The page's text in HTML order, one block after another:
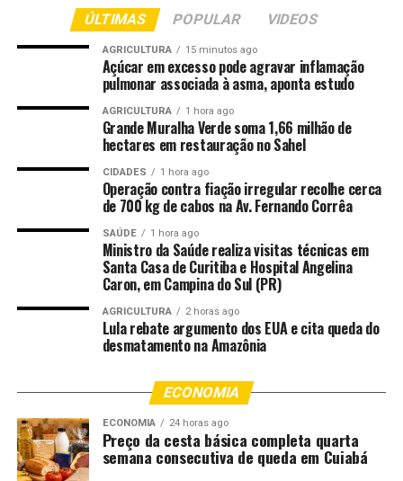
atraia investimentos, gere empregos e oportunidades.
Vamos trabalhar juntos, de forma cooperativa”, afirmou
o prefeito Cláudio Ferreira.
A presidente da ACIR, Denise Freitas, avaliou o encontro
como produtivo e destacou a abertura da gestão
municipal ao diálogo com o setor empresarial, algo que
anteriormente não acontecia na cidade. “Temos uma
abertura muito grande com o prefeito Cláudio, que
demonstra o desejo de transformar a cidade e apoiar o
setor produtivo. Enxergamos com bons olhos essa
parceria para construir uma Rondonópolis melhor”,
O presidente da CDL, Leonardo Rezende, também
reforçou a importância da parceria e da atuação
conjunta. “Vemos no prefeito o desejo de transformar
muito positiva, e estamos juntos para construir uma
cidade ainda melhor”, destacou.
O trabalho da Prefeitura de Rondonópolis em conjunto
com as entidades representativas para promover ações
ÚLTIMAS POPULAR VIDEOS
AGRICULTURA 15 minutos ago
Açúcar em excesso pode agravar inflamação
pulmonar associada à asma, aponta estudo
AGRICULTURA 1 hora ago
Grande Muralha Verde soma 1,66 milhão de
hectares em restauração no Sahel
CIDADES 1 hora ago
Operação contra fiação irregular recolhe cerca
de 700 kg de cabos na Av. Fernando Corrêa
SAÚDE 1 hora ago
Ministro da Saúde realiza visitas técnicas em
Santa Casa de Curitiba e Hospital Angelina
Caron, em Campina do Sul (PR)
AGRICULTURA 2 horas ago
Lula rebate argumento dos EUA e cita queda do
desmatamento na Amazônia
ECONOMIA
ECONOMIA 24 horas ago
Preço da cesta básica completa quarta
semana consecutiva de queda em Cuiabá